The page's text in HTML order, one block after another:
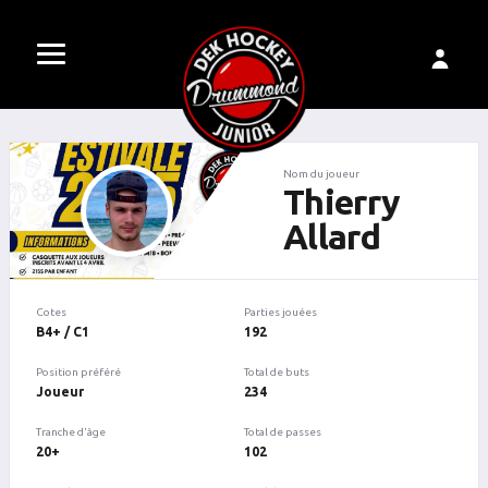
Nom du joueur
Thierry
Allard
Cotes
B4+ / C1
Position préféré
Joueur
Tranche d'âge
20+
Parties jouées
192
Total de buts
234
Total de passes
102